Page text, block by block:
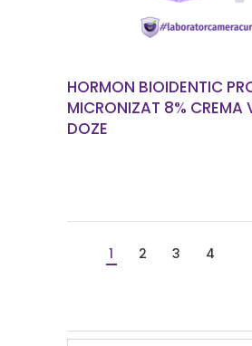
HORMON BIOIDENTIC
MICRONIZAT 8% CREMA
DOZE
1 2 3 4